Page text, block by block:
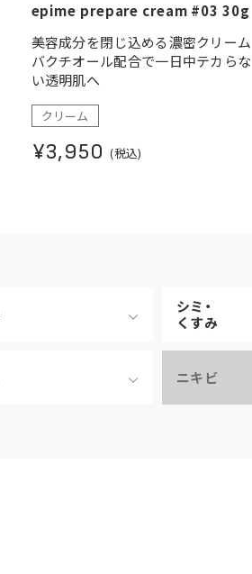
epime prepare cream #03 30g
美容成分を閉じ込める濃密クリーム
バクチオール配合で一日中テカらな
い透明肌へ
クリーム
¥3,950 (税込)
シミ・
くすみ
ニキビ